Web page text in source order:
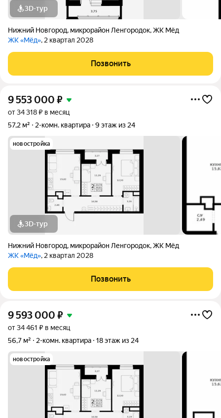
3D-тур
Нижний Новгород, микрорайон Ленгородок,ЖК Мёд
ЖК «Мёд», 2 квартал 2028
Позвонить
9 553 000 ₽
от 34 318 ₽ в месяц
57,2 м²
2-комн. квартира 9 этаж из 24
новостройка
3D-тур
Нижний Новгород, микрорайон Ленгородок,ЖК Мёд
ЖК «Мёд», 2 квартал 2028
Позвонить
9 593 000 ₽
от 34 461 ₽ в месяц
56,7 м²
2-комн. квартира 18 этаж из 24
новостройка